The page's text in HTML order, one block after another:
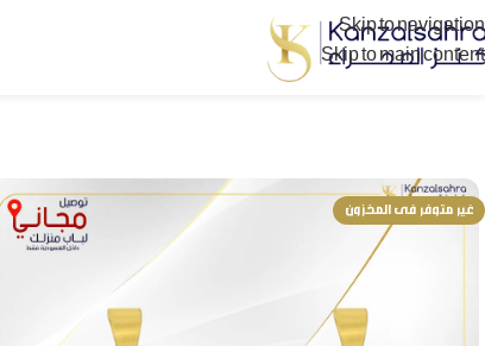
Skip to navigation
Skip to main content
غير متوفر فى المخزون